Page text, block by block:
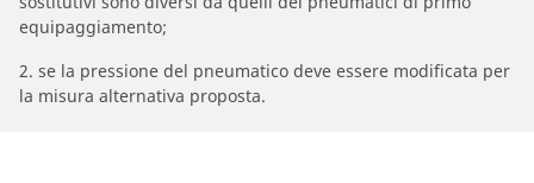
equipaggiamento;
2. se la pressione del pneumatico deve essere modificata per
la misura alternativa proposta.